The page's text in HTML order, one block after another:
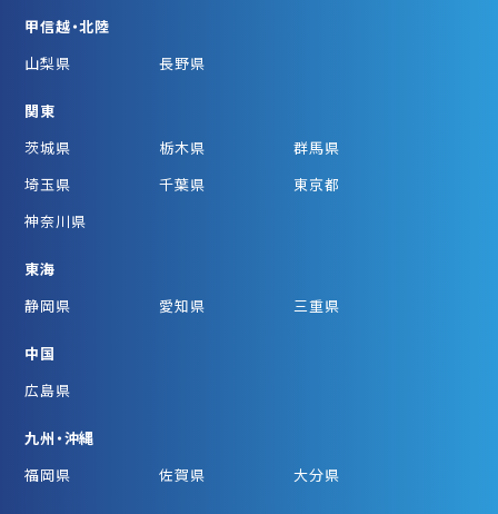
甲信越・北陸
山梨県
長野県
関東
茨城県
栃木県
群馬県
埼玉県
千葉県
東京都
神奈川県
東海
静岡県
愛知県 三重県
中国
広島県
九州・沖縄
福岡県
佐賀県 大分県